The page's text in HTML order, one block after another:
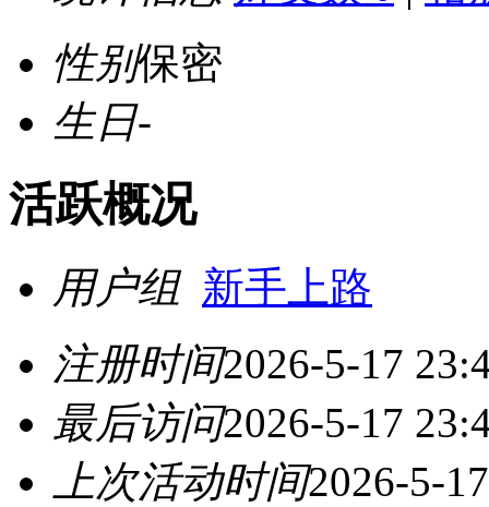
性别保密
生日-
活跃概况
用户组 新手上路
注册时间2026-5-17
最后访问2026-5-17
上次活动时间2026-5-